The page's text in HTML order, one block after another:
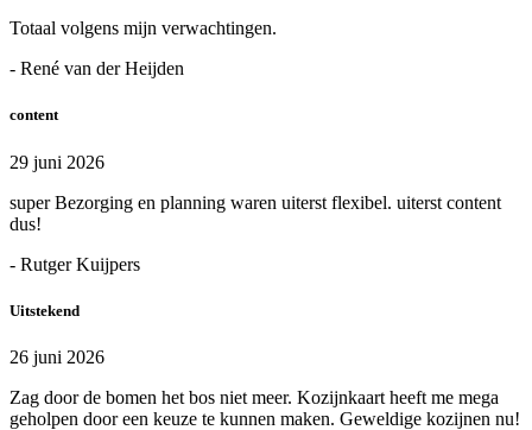
Totaal volgens mijn verwachtingen.
- René van der Heijden
content
29 juni 2026
super Bezorging en planning waren uiterst flexibel. uiterst content
dus!
- Rutger Kuijpers
Uitstekend
26 juni 2026
Zag door de bomen het bos niet meer. Kozijnkaart heeft me mega
geholpen door een keuze te kunnen maken. Geweldige kozijnen nu!